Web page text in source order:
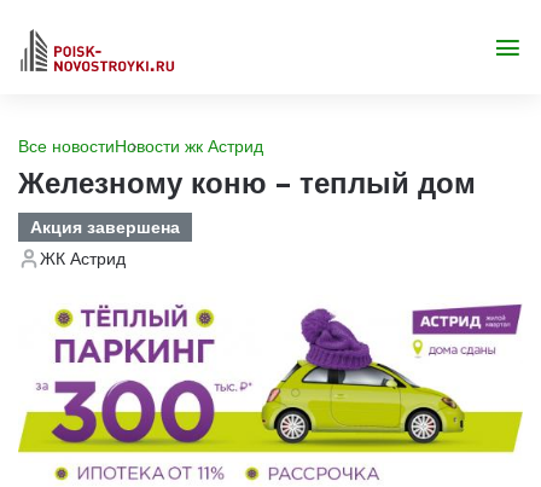
Все новостиНовости жк Астрид
Железному коню – теплый дом
Акция завершена
ЖК Астрид